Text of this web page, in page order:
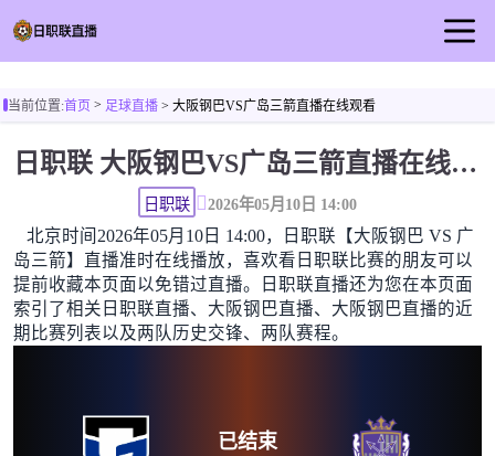
足球直播
足球视频
足球新闻
当前位置:首页> 足球直播> 大阪钢巴VS广岛三箭直播在线观看
日职联 大阪钢巴VS广岛三箭直播在线观看高清无插件
日职联 2026年05月10日 14:00
北京时间2026年05月10日 14:00，日职联【大阪钢巴 VS 广
岛三箭】直播准时在线播放，喜欢看日职联比赛的朋友可以
提前收藏本页面以免错过直播。日职联直播还为您在本页面
索引了相关日职联直播、大阪钢巴直播、大阪钢巴直播的近
期比赛列表以及两队历史交锋、两队赛程。
已结束